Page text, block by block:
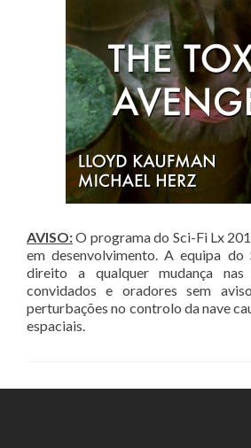
AVISO:O programa do Sci-Fi Lx
em desenvolvimento. A equipa do
direito a qualquer mudança nas
convidados e oradores sem
perturbações no controlo da nave
espaciais.